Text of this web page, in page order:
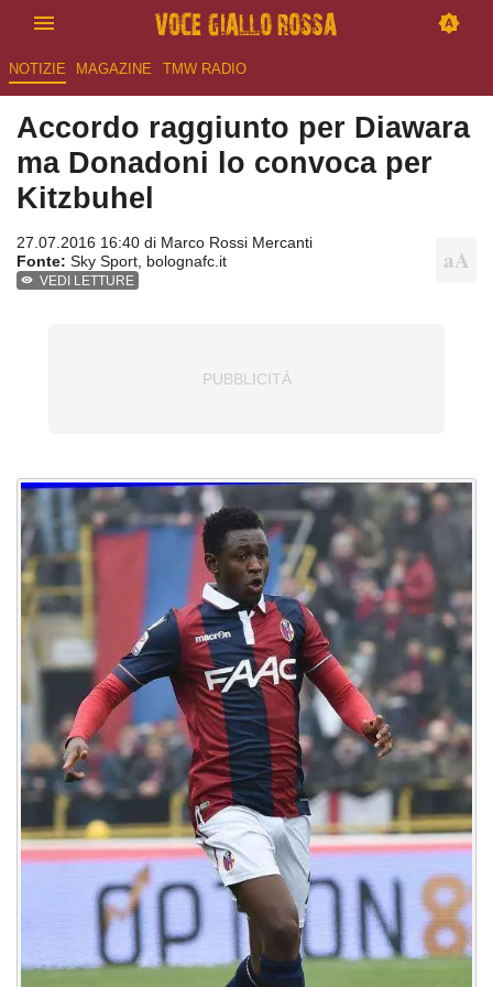
NOTIZIE MAGAZINE TMW RADIO
Accordo raggiunto per Diawara
ma Donadoni lo convoca per
Kitzbuhel
27.07.2016 16:40 di Marco Rossi Mercanti
Fonte: Sky Sport, bolognafc.it
VEDI LETTURE